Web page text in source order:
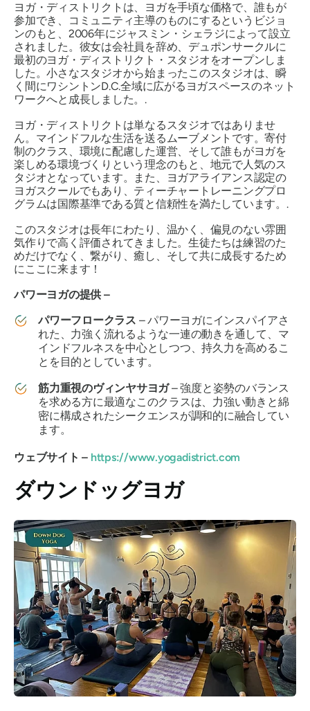
ヨガ・ディストリクトは、ヨガを手頃な価格で、誰もが
参加でき、コミュニティ主導のものにするというビジョ
ンのもと、2006年にジャスミン・シェラジによって設立
されました。彼女は会社員を辞め、デュポンサークルに
最初のヨガ・ディストリクト・スタジオをオープンしま
した。小さなスタジオから始まったこのスタジオは、瞬
く間にワシントンD.C.全域に広がるヨガスペースのネット
ワークへと成長しました。.
ヨガ・ディストリクトは単なるスタジオではありませ
ん。マインドフルな生活を送るムーブメントです。寄付
制のクラス、環境に配慮した運営、そして誰もがヨガを
楽しめる環境づくりという理念のもと、地元で人気のス
タジオとなっています。また、ヨガアライアンス認定の
ヨガスクールでもあり、ティーチャートレーニングプロ
グラムは国際基準である質と信頼性を満たしています。.
このスタジオは長年にわたり、温かく、偏見のない雰囲
気作りで高く評価されてきました。生徒たちは練習のた
めだけでなく、繋がり、癒し、そして共に成長するため
にここに来ます！
パワーヨガの提供 –
パワーフロークラス – パワーヨガにインスパイアさ
れた、力強く流れるような一連の動きを通して、マ
インドフルネスを中心としつつ、持久力を高めるこ
とを目的としています。
筋力重視のヴィンヤサヨガ– 強度と姿勢のバランス
を求める方に最適なこのクラスは、力強い動きと綿
密に構成されたシークエンスが調和的に融合してい
ます。
ウェブサイト – https://www.yogadistrict.com
ダウンドッグヨガ